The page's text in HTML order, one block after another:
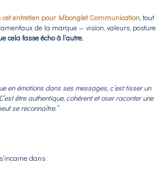
cet entretien pour Mbonglet Communication, tout
de la marque — vision, valeurs, posture
cela fasse écho à l’autre.
en émotions dans ses messages, c’est tisser un
être authentique, cohérent et oser raconter une
se reconnaître.”
dans :